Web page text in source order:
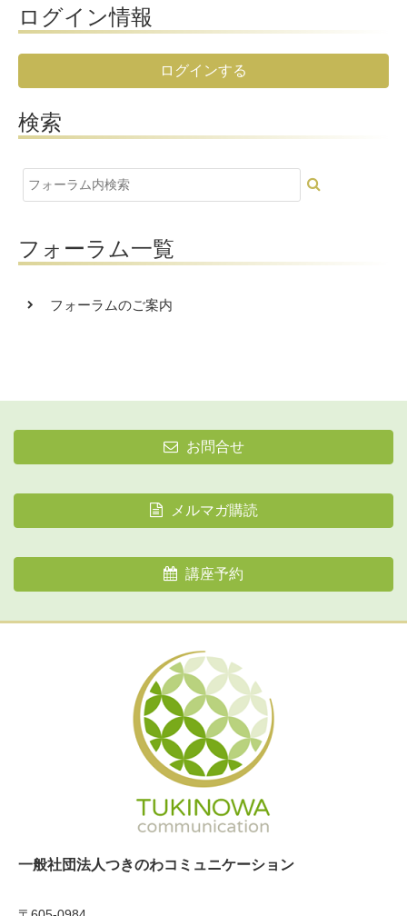
ログイン情報
ログインする
検索
フォーラム一覧
フォーラムのご案内
お問合せ
メルマガ購読
講座予約
一般社団法人つきのわコミュニケーション